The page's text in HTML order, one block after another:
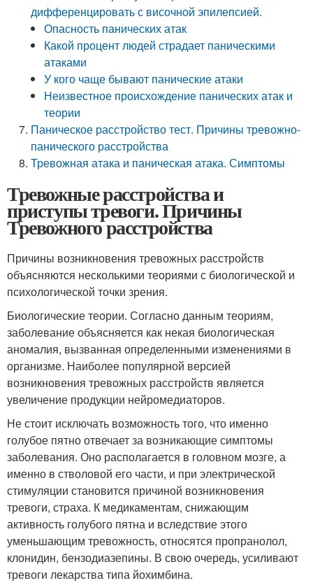
дифференцировать с височной эпилепсией.
Опасность панических атак
Какой процент людей страдает паническими
атаками
У кого чаще бывают панические атаки
Неизвестное происхождение панических атак и
теории
Паническое расстройство тест. Причины тревожно-
панического расстройства
Тревожная атака и паническая атака. Симптомы
Тревожные расстройства и
приступы тревоги. Причины
Тревожного расстройства
Причины возникновения тревожных расстройств
объясняются несколькими теориями с биологической и
психологической точки зрения.
Биологические теории. Согласно данным теориям,
заболевание объясняется как некая биологическая
аномалия, вызванная определенными изменениями в
организме. Наиболее популярной версией
возникновения тревожных расстройств является
увеличение продукции нейромедиаторов.
Не стоит исключать возможность того, что именно
голубое пятно отвечает за возникающие симптомы
заболевания. Оно располагается в головном мозге, а
именно в стволовой его части, и при электрической
стимуляции становится причиной возникновения
тревоги, страха. К медикаментам, снижающим
активность голубого пятна и вследствие этого
уменьшающим тревожность, относятся пропранолол,
клонидин, бензодиазепины. В свою очередь, усиливают
тревоги лекарства типа йохимбина.